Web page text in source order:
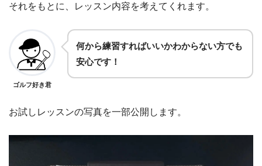
それをもとに、レッスン内容を考えてくれます。
ゴルフ好き君
何から練習すればいいかわからない方でも
安心です！
お試しレッスンの写真を一部公開します。